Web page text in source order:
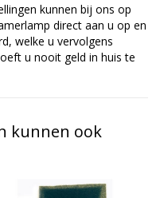
kunnen bij ons op
direct aan u op en
welke u vervolgens
u nooit geld in huis te
kunnen ook